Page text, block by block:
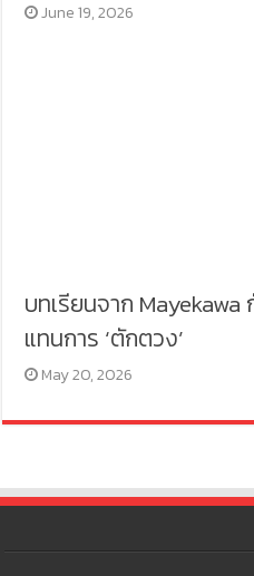
June 19, 2026
บทเรียนจาก Mayekawa
แทนการ ‘ตักตวง’
May 20, 2026